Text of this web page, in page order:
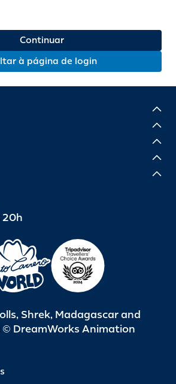
Continuar
à página de login
20h
Shrek, Madagascar and
© DreamWorks Animation